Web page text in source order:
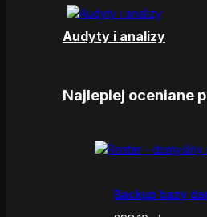
Audyty i analizy
Najlepiej oceniane
Backup bazy